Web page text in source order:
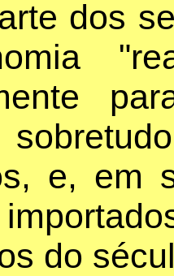
dos
e, em
do